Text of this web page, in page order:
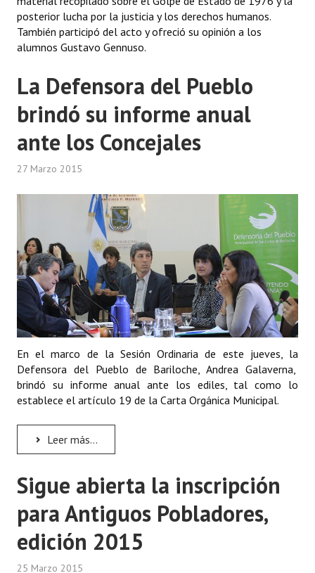
posterior lucha por la justicia y los derechos humanos.
También participó del acto y ofreció su opinión a los
alumnos Gustavo Gennuso.
La Defensora del Pueblo
brindó su informe anual
ante los Concejales
27 Marzo 2015
En el marco de la Sesión Ordinaria de este jueves, la
Defensora del Pueblo de Bariloche, Andrea Galaverna,
brindó su informe anual ante los ediles, tal como lo
establece el artículo 19 de la Carta Orgánica Municipal.
Leer más...
Sigue abierta la inscripción
para Antiguos Pobladores,
edición 2015
25 Marzo 2015